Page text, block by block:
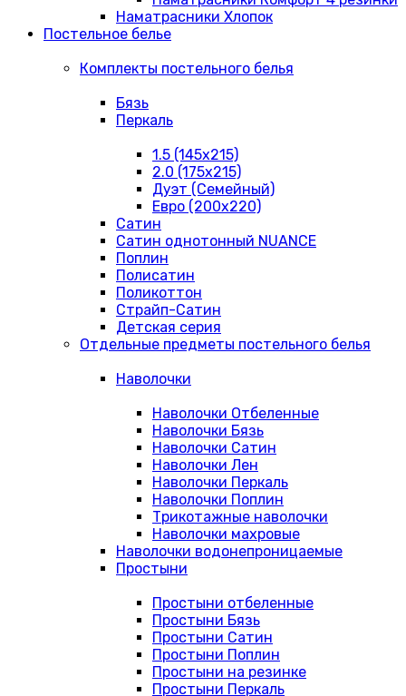
Наматрасники Хлопок
Постельное белье
Комплекты постельного белья
Бязь
Перкаль
1.5 (145х215)
2.0 (175х215)
Дуэт (Семейный)
Евро (200х220)
Сатин
Сатин однотонный NUANCE
Поплин
Полисатин
Поликоттон
Страйп-Сатин
Детская серия
Отдельные предметы постельного белья
Наволочки
Наволочки Отбеленные
Наволочки Бязь
Наволочки Сатин
Наволочки Лен
Наволочки Перкаль
Наволочки Поплин
Трикотажные наволочки
Наволочки махровые
Наволочки водонепроницаемые
Простыни
Простыни отбеленные
Простыни Бязь
Простыни Сатин
Простыни Поплин
Простыни на резинке
Простыни Перкаль